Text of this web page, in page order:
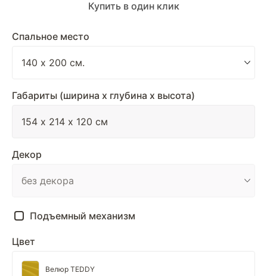
Спальное место
Габариты (ширина х глубина х высота)
Декор
Подъемный механизм
Цвет
Велюр TEDDY
Купить в один клик